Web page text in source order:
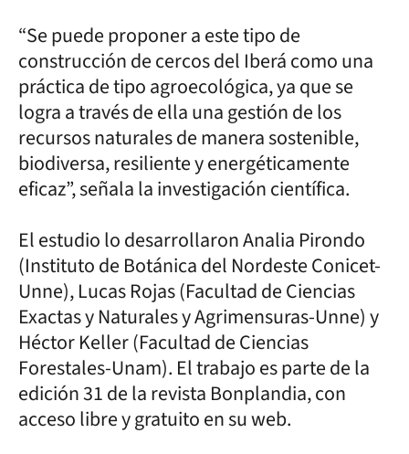
“Se puede proponer a este tipo de
construcción de cercos del Iberá como una
práctica de tipo agroecológica, ya que se
logra a través de ella una gestión de los
recursos naturales de manera sostenible,
biodiversa, resiliente y energéticamente
eficaz”, señala la investigación científica.
El estudio lo desarrollaron Analia Pirondo
(Instituto de Botánica del Nordeste Conicet-
Unne), Lucas Rojas (Facultad de Ciencias
Exactas y Naturales y Agrimensuras-Unne) y
Héctor Keller (Facultad de Ciencias
Forestales-Unam). El trabajo es parte de la
edición 31 de la revista Bonplandia, con
acceso libre y gratuito en su web.